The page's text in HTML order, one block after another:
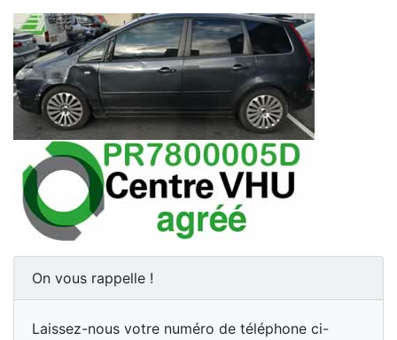
On vous rappelle !
Laissez-nous votre numéro de téléphone ci-